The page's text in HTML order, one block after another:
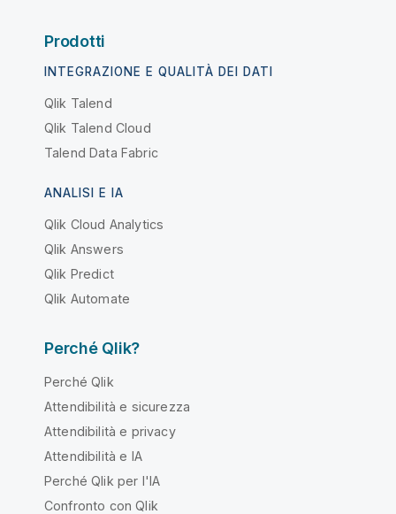
Prodotti
INTEGRAZIONE E QUALITÀ DEI DATI
Qlik Talend
Qlik Talend Cloud
Talend Data Fabric
ANALISI E IA
Qlik Cloud Analytics
Qlik Answers
Qlik Predict
Qlik Automate
Perché Qlik?
Perché Qlik
Attendibilità e sicurezza
Attendibilità e privacy
Attendibilità e IA
Perché Qlik per l'IA
Confronto con Qlik